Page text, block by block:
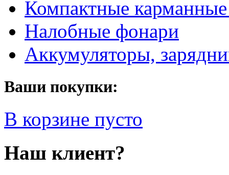
Компактные
Налобные фонари
Аккумуляторы,
Ваши покупки:
В корзине пусто
Наш клиент?